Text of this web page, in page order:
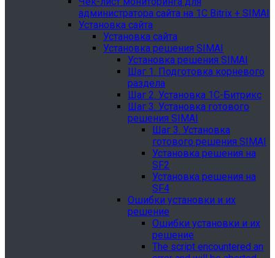
администратора сайта на 1С Bitrix + SIMAI
Установка сайта
Установка сайта
Установка решения SIMAI
Установка решения SIMAI
Шаг 1. Подготовка корневого
раздела
Шаг 2. Установка 1С-Битрикс
Шаг 3. Установка готового
решения SIMAI
Шаг 3. Установка
готового решения SIMAI
Установка решения на
SF2
Установка решения на
SF4
Ошибки установки и их
решение
Ошибки установки и их
решение
The script encountered an